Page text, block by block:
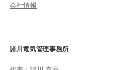
会社情報
諸川電気管理事務所